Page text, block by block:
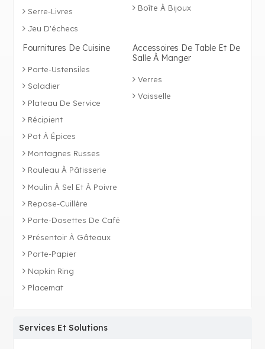
Serre-Livres
Jeu D'échecs
Boîte À Bijoux
Fournitures De Cuisine
Porte-Ustensiles
Saladier
Plateau De Service
Récipient
Pot À Épices
Montagnes Russes
Rouleau À Pâtisserie
Moulin À Sel Et À Poivre
Repose-Cuillère
Porte-Dosettes De Café
Présentoir À Gâteaux
Porte-Papier
Napkin Ring
Placemat
Accessoires De Table Et De
Salle À Manger
Verres
Vaisselle
Services Et Solutions